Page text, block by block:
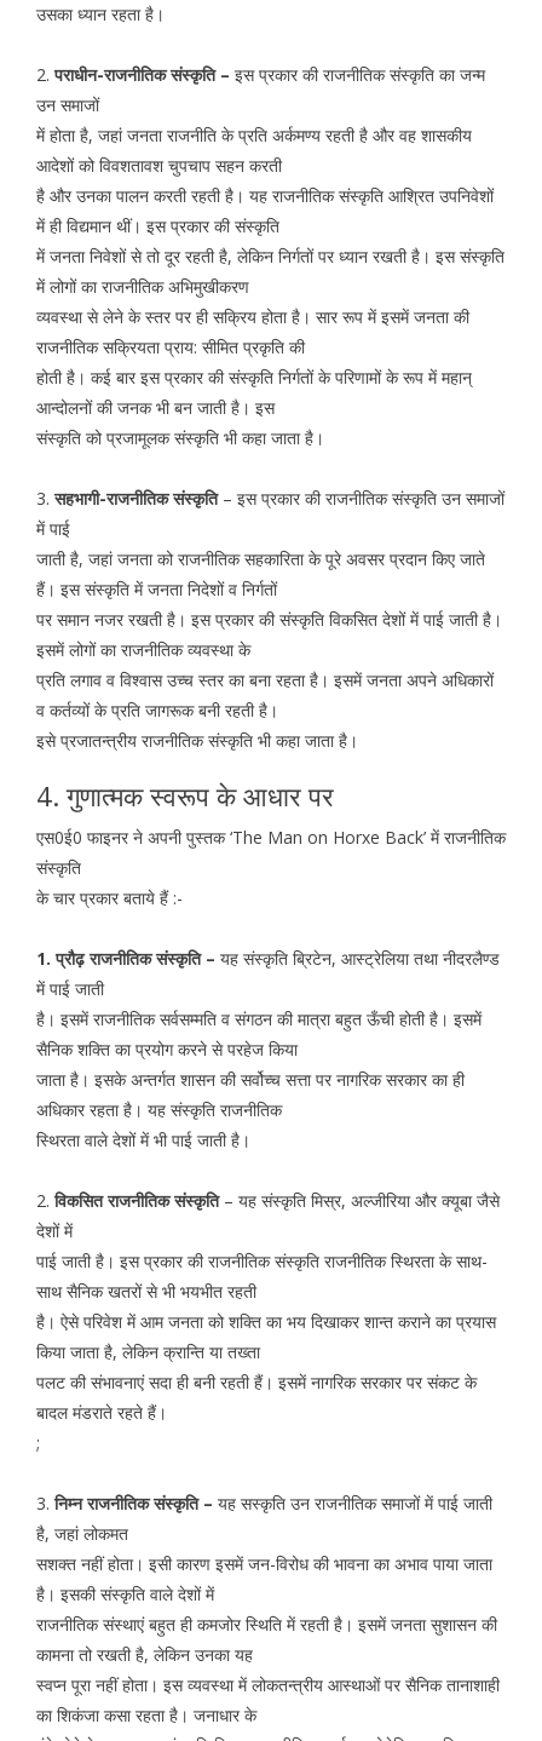
उसका ध्यान रहता है।
2.पराधीन-राजनीतिक संस्कृति – इस प्रकार की राजनीतिक संस्कृति का जन्म
उन समाजों
में होता है, जहां जनता राजनीति के प्रति अर्कमण्य रहती है और वह शासकीय
आदेशों को विवशतावश चुपचाप सहन करती
है और उनका पालन करती रहती है। यह राजनीतिक संस्कृति आश्रित उपनिवेशों
में ही विद्यमान थीं। इस प्रकार की संस्कृति
में जनता निवेशों से तो दूर रहती है, लेकिन निर्गतों पर ध्यान रखती है। इस संस्कृति
में लोगों का राजनीतिक अभिमुखीकरण
व्यवस्था से लेने के स्तर पर ही सक्रिय होता है। सार रूप में इसमें जनता की
राजनीतिक सक्रियता प्राय: सीमित प्रकृति की
होती है। कई बार इस प्रकार की संस्कृति निर्गतों के परिणामों के रूप में महान्
आन्दोलनों की जनक भी बन जाती है। इस
संस्कृति को प्रजामूलक संस्कृति भी कहा जाता है।
3.सहभागी-राजनीतिक संस्कृति – इस प्रकार की राजनीतिक संस्कृति उन समाजों
में पाई
जाती है, जहां जनता को राजनीतिक सहकारिता के पूरे अवसर प्रदान किए जाते
हैं। इस संस्कृति में जनता निदेशों व निर्गतों
पर समान नजर रखती है। इस प्रकार की संस्कृति विकसित देशों में पाई जाती है।
इसमें लोगों का राजनीतिक व्यवस्था के
प्रति लगाव व विश्वास उच्च स्तर का बना रहता है। इसमें जनता अपने अधिकारों
व कर्तव्यों के प्रति जागरूक बनी रहती है।
इसे प्रजातन्त्रीय राजनीतिक संस्कृति भी कहा जाता है।
4. गुणात्मक स्वरूप के आधार पर
एस0ई0 फाइनर ने अपनी पुस्तक ‘The Man on Horxe Back’ में राजनीतिक
संस्कृति
के चार प्रकार बताये हैं :-
1. प्रौढ़ राजनीतिक संस्कृति – यह संस्कृति ब्रिटेन, आस्ट्रेलिया तथा नीदरलैण्ड
में पाई जाती
है। इसमें राजनीतिक सर्वसम्मति व संगठन की मात्रा बहुत ऊँची होती है। इसमें
सैनिक शक्ति का प्रयोग करने से परहेज किया
जाता है। इसके अन्तर्गत शासन की सर्वोच्च सत्ता पर नागरिक सरकार का ही
अधिकार रहता है। यह संस्कृति राजनीतिक
स्थिरता वाले देशों में भी पाई जाती है।
2.विकसित राजनीतिक संस्कृति– यह संस्कृति मिस्र, अल्जीरिया और क्यूबा जैसे
देशों में
पाई जाती है। इस प्रकार की राजनीतिक संस्कृति राजनीतिक स्थिरता के साथ-
साथ सैनिक खतरों से भी भयभीत रहती
है। ऐसे परिवेश में आम जनता को शक्ति का भय दिखाकर शान्त कराने का प्रयास
किया जाता है, लेकिन क्रान्ति या तख्ता
पलट की संभावनाएं सदा ही बनी रहती हैं। इसमें नागरिक सरकार पर संकट के
बादल मंडराते रहते हैं।
;
3.निम्न राजनीतिक संस्कृति – यह सस्कृति उन राजनीतिक समाजों में पाई जाती
है, जहां लोकमत
सशक्त नहीं होता। इसी कारण इसमें जन-विरोध की भावना का अभाव पाया जाता
है। इसकी संस्कृति वाले देशों में
राजनीतिक संस्थाएं बहुत ही कमजोर स्थिति में रहती है। इसमें जनता सुशासन की
कामना तो रखती है, लेकिन उनका यह
स्वप्न पूरा नहीं होता। इस व्यवस्था में लोकतन्त्रीय आस्थाओं पर सैनिक तानाशाही
का शिकंजा कसा रहता है। जनाधार के